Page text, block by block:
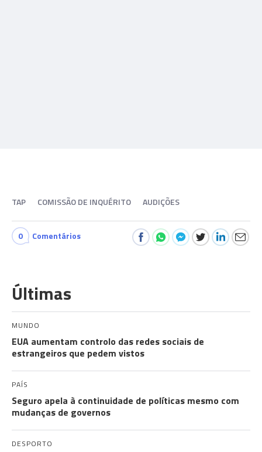
TAP COMISSÃO DE INQUÉRITO AUDIÇÕES
0 Comentários
Últimas
MUNDO
EUA aumentam controlo das redes sociais de
estrangeiros que pedem vistos
PAÍS
Seguro apela à continuidade de políticas mesmo com
mudanças de governos
DESPORTO